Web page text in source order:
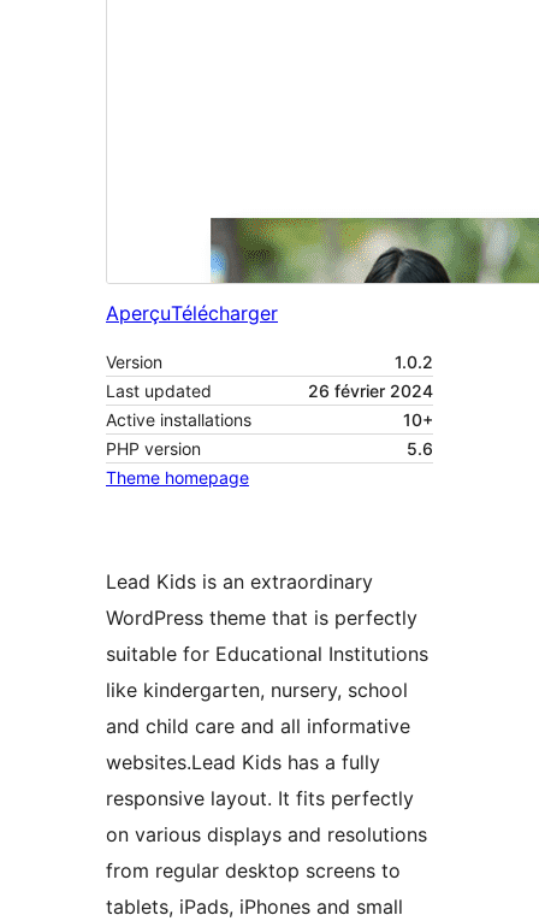
AperçuTélécharger
Version
1.0.2
Last updated
26 février 2024
Active installations
10+
PHP version
5.6
Theme homepage
Lead Kids is an extraordinary
WordPress theme that is perfectly
suitable for Educational Institutions
like kindergarten, nursery, school
and child care and all informative
websites.Lead Kids has a fully
responsive layout. It fits perfectly
on various displays and resolutions
from regular desktop screens to
tablets, iPads, iPhones and small